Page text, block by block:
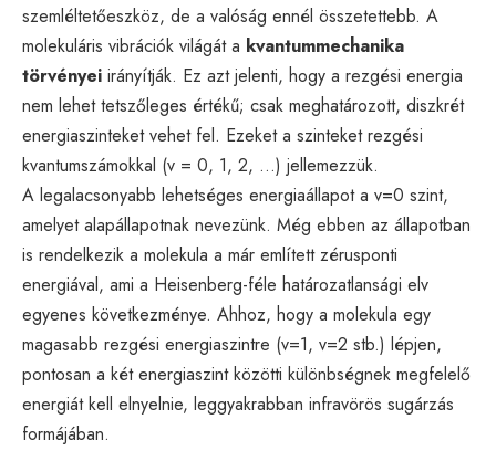
szemléltetőeszköz, de a valóság ennél összetettebb. A
molekuláris vibrációk világát a kvantummechanika
törvényei irányítják. Ez azt jelenti, hogy a rezgési energia
nem lehet tetszőleges értékű; csak meghatározott, diszkrét
energiaszinteket vehet fel. Ezeket a szinteket rezgési
kvantumszámokkal (v = 0, 1, 2, …) jellemezzük.
A legalacsonyabb lehetséges energiaállapot a v=0 szint,
amelyet alapállapotnak nevezünk. Még ebben az állapotban
is rendelkezik a molekula a már említett zérusponti
energiával, ami a Heisenberg-féle határozatlansági elv
egyenes következménye. Ahhoz, hogy a molekula egy
magasabb rezgési energiaszintre (v=1, v=2 stb.) lépjen,
pontosan a két energiaszint közötti különbségnek megfelelő
energiát kell elnyelnie, leggyakrabban infravörös sugárzás
formájában.